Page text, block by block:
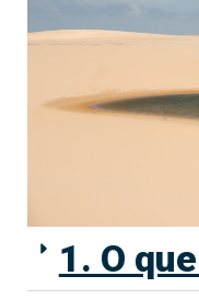
1. O